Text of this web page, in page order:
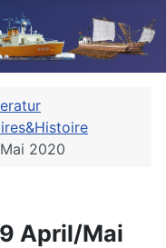
2020
April/Mai